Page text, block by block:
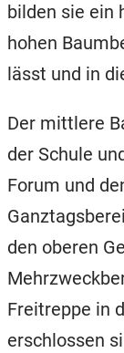
bilden sie ein
hohen
lässt und in
Der mittlere
der Schule
Forum und
den oberen
Freitreppe in
erschlossen